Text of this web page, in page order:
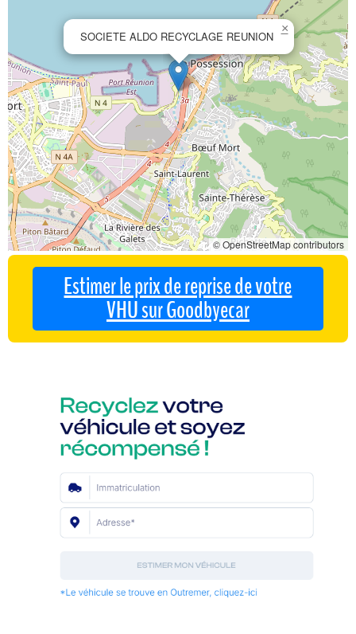
SOCIETE ALDO RECYCLAGE REUNION
×
© OpenStreetMap contributors
Estimer le prix de reprise de votre
VHU sur Goodbyecar